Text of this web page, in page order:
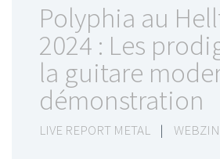
Polyphia au
2024 : Les
la guitare
démonstration
LIVE REPORT METAL |